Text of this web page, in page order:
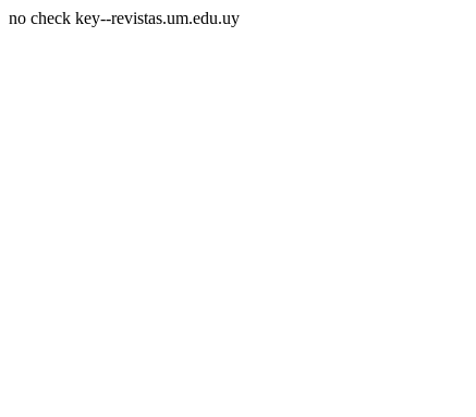
no check key--revistas.um.edu.uy